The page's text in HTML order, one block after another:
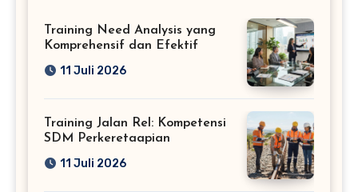
Training Need Analysis yang
Komprehensif dan Efektif
11 Juli 2026
Training Jalan Rel: Kompetensi
SDM Perkeretaapian
11 Juli 2026